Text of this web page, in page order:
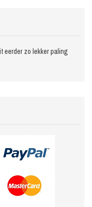
eerder zo lekker paling